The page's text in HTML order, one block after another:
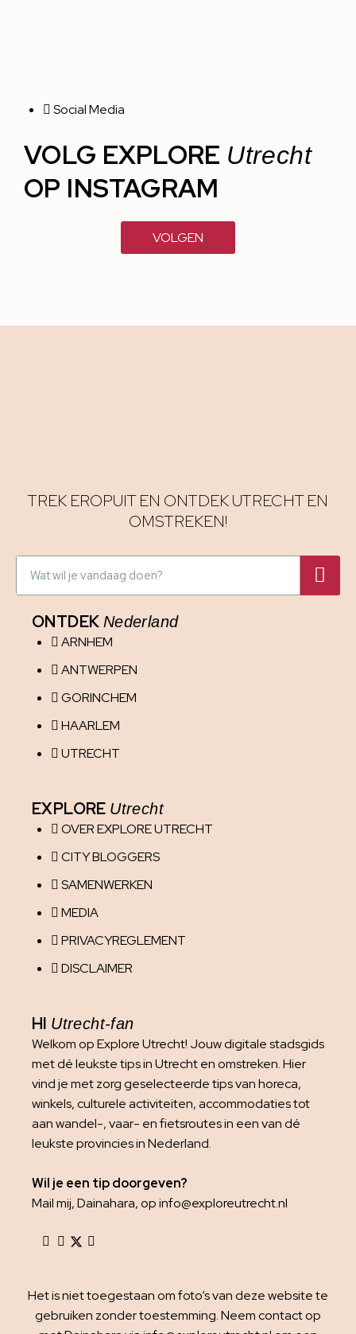
Social Media
VOLG EXPLORE Utrecht
OP INSTAGRAM
VOLGEN
TREK EROPUIT EN ONTDEK UTRECHT EN
OMSTREKEN!
ONTDEK Nederland
ARNHEM
ANTWERPEN
GORINCHEM
HAARLEM
UTRECHT
EXPLORE Utrecht
OVER EXPLORE UTRECHT
CITY BLOGGERS
SAMENWERKEN
MEDIA
PRIVACYREGLEMENT
DISCLAIMER
HI Utrecht-fan
Welkom op Explore Utrecht! Jouw digitale stadsgids
met dé leukste tips in Utrecht en omstreken. Hier
vind je met zorg geselecteerde tips van horeca,
winkels, culturele activiteiten, accommodaties tot
aan wandel-, vaar- en fietsroutes in een van dé
leukste provincies in Nederland.
Wil je een tip doorgeven?
Mail mij, Dainahara, op info@exploreutrecht.nl
Het is niet toegestaan om foto’s van deze website te
gebruiken zonder toestemming. Neem contact op